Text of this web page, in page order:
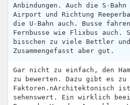
Anbindungen. Auch die S-Bahn
Airport und Richtung
die U-Bahn auch. Busse
Fernbusse wie Flixbus auch.
bisschen zu viele Bettler und
Zusammengefasst aber gut.
Gar nicht zu einfach, den
zu bewerten. Dazu gibt es
Faktoren.nArchitektonisch
sehenswert. Ein wirklich